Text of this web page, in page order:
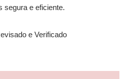
segura e eficiente.
e Verificado